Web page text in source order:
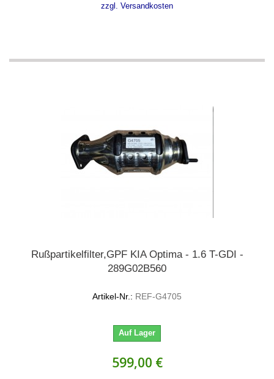
zzgl. Versandkosten
Rußpartikelfilter,GPF KIA Optima - 1.6 T-GDI -
289G02B560
Artikel-Nr.: REF-G4705
Auf Lager
599,00 €